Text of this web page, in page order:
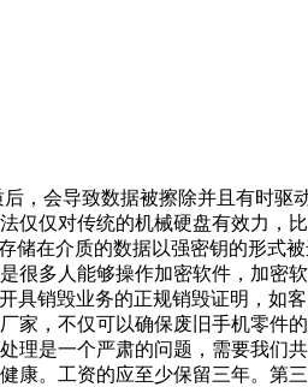
，会导致数据被擦除并且有时驱
仅仅对传统的机械硬盘有效力，
储在介质的数据以强密钥的形式
很多人能够操作加密软件，加密
具销毁业务的正规销毁证明，如
家，不仅可以确保废旧手机零件
理是一个严肃的问题，需要我们
康。工资的应至少保留三年。第